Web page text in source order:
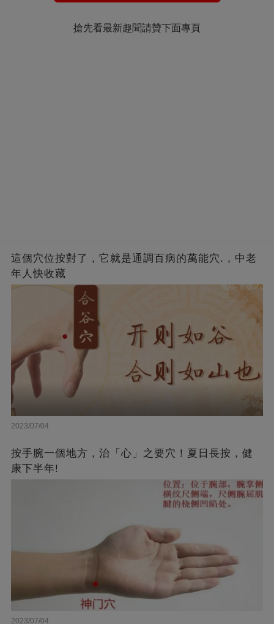
搶先看最新趣聞請贊下面專頁
這個穴位按對了，它就是通調百病的萬能穴.，中老
年人快收藏
2023/07/04
按手腕一個地方，治「心」之要穴！夏日長按，健
康下半年!
2023/07/04